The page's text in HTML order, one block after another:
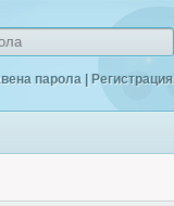
парола | Регистрация